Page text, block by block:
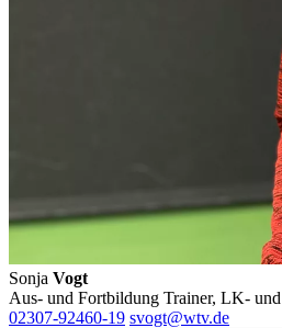
Sonja Vogt
Aus- und Fortbildung Trainer, LK-
02307-92460-19 svogt@wtv.de